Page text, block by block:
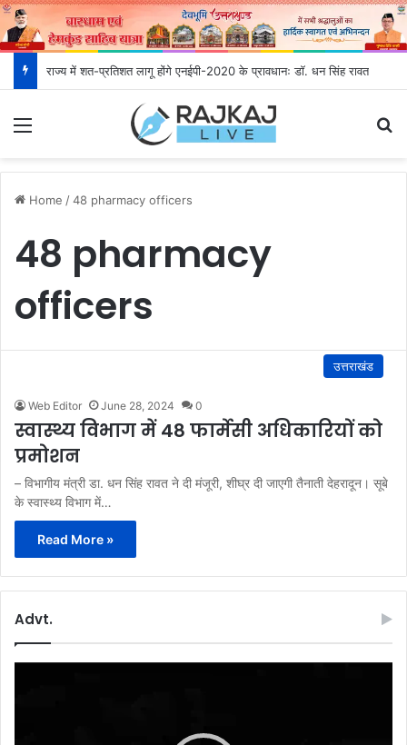
राज्य में शत-प्रतिशत लागू होंगे एनईपी-2020 के प्रावधानः डाॅ. धन सिंह रावत
Home /48 pharmacy officers
48 pharmacy
officers
उत्तराखंड
Web Editor June 28, 2024 0
स्वास्थ्य विभाग में 48 फार्मेसी अधिकारियों को
प्रमोशन
– विभागीय मंत्री डा. धन सिंह रावत ने दी मंजूरी, शीघ्र दी जाएगी तैनाती देहरादून। सूबे
के स्वास्थ्य विभाग में…
Read More »
Advt.